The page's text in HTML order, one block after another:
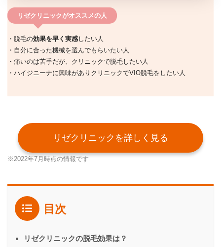
リゼクリニックがオススメの人
・脱毛の効果を早く実感したい人
・自分に合った機械を選んでもらいたい人
・痛いのは苦手だが、クリニックで脱毛したい人
・ハイジニーナに興味がありクリニックでVIO脱毛をしたい人
リゼクリニックを詳しく見る
※2022年7月時点の情報です
目次
リゼクリニックの脱毛効果は？